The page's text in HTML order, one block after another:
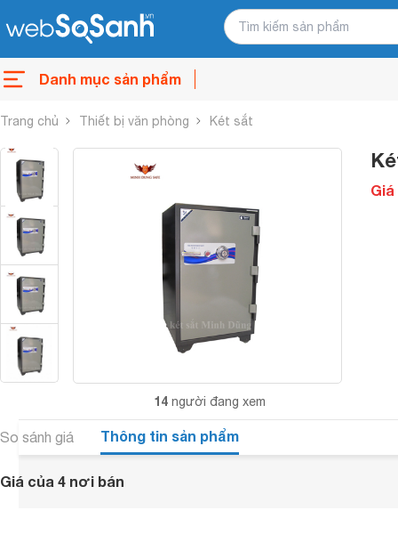
Danh mục sản phẩm
Trang chủ Thiết bị văn phòng Két sắt
14 người đang xem
Giá
So sánh giá Thông tin sản phẩm
Giá của 4 nơi bán